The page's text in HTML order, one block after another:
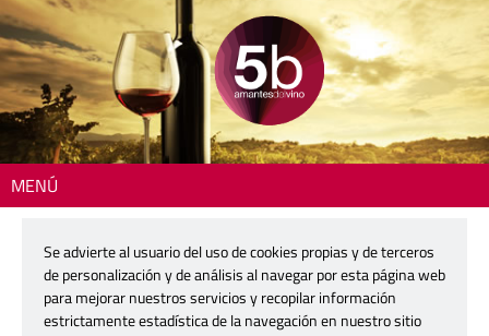
MENÚ
música y gastronomía para brindar por Requena
Mercader replica su fórmula mágica:
vino, cava, música y gastronomía
Se advierte al usuario del uso de cookies propias y de terceros
de personalización y de análisis al navegar por esta página web
para mejorar nuestros servicios y recopilar información
estrictamente estadística de la navegación en nuestro sitio